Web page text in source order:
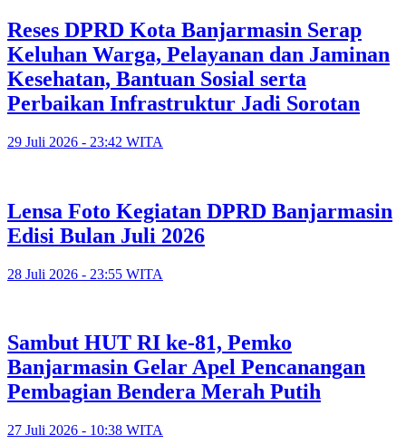
Reses DPRD Kota Banjarmasin Serap
Keluhan Warga, Pelayanan dan Jaminan
Kesehatan, Bantuan Sosial serta
Perbaikan Infrastruktur Jadi Sorotan
29 Juli 2026 - 23:42 WITA
Lensa Foto Kegiatan DPRD Banjarmasin
Edisi Bulan Juli 2026
28 Juli 2026 - 23:55 WITA
Sambut HUT RI ke-81, Pemko
Banjarmasin Gelar Apel Pencanangan
Pembagian Bendera Merah Putih
27 Juli 2026 - 10:38 WITA